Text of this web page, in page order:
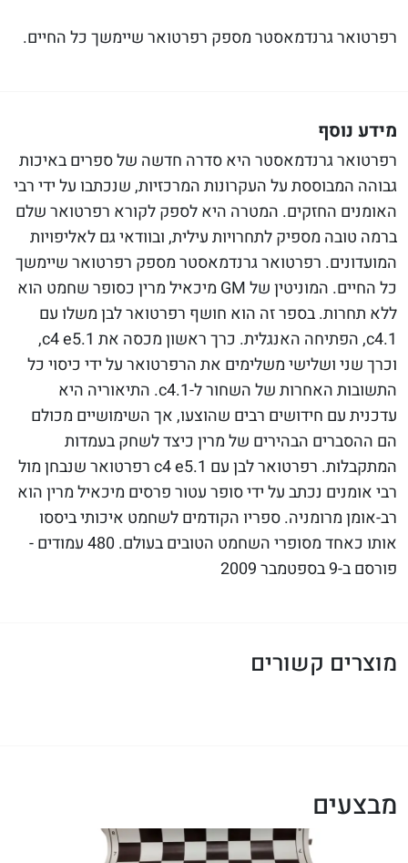
רפרטואר גרנדמאסטר מספק רפרטואר שיימשך כל החיים.
מידע נוסף
רפרטואר גרנדמאסטר היא סדרה חדשה של ספרים באיכות
גבוהה המבוססת על העקרונות המרכזיות, שנכתבו על ידי רבי
האומנים החזקים. המטרה היא לספק לקורא רפרטואר שלם
ברמה טובה מספיק לתחרויות עילית, ובוודאי גם לאליפויות
המועדונים. רפרטואר גרנדמאסטר מספק רפרטואר שיימשך
כל החיים. המוניטין של GM מיכאיל מרין כסופר שחמט הוא
ללא תחרות. בספר זה הוא חושף רפרטואר לבן משלו עם
1.c4, הפתיחה האנגלית. כרך ראשון מכסה את 1.c4 e5,
וכרך שני ושלישי משלימים את הרפרטואר על ידי כיסוי כל
התשובות האחרות של השחור ל-1.c4. התיאוריה היא
עדכנית עם חידושים רבים שהוצעו, אך השימושיים מכולם
הם ההסברים הבהירים של מרין כיצד לשחק בעמדות
המתקבלות. רפרטואר לבן עם 1.c4 e5 רפרטואר שנבחן מול
רבי אומנים נכתב על ידי סופר עטור פרסים מיכאיל מרין הוא
רב-אומן מרומניה. ספריו הקודמים לשחמט איכותי ביססו
אותו כאחד מסופרי השחמט הטובים בעולם. 480 עמודים -
פורסם ב-9 בספטמבר 2009
מוצרים קשורים
מבצעים